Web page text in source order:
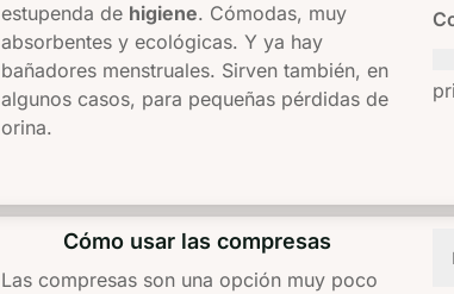
estupenda de higiene. Cómodas, muy
absorbentes y ecológicas. Y ya hay
bañadores menstruales. Sirven también, en
algunos casos, para pequeñas pérdidas de
orina.
Cómo usar las compresas
Las compresas son una opción muy poco